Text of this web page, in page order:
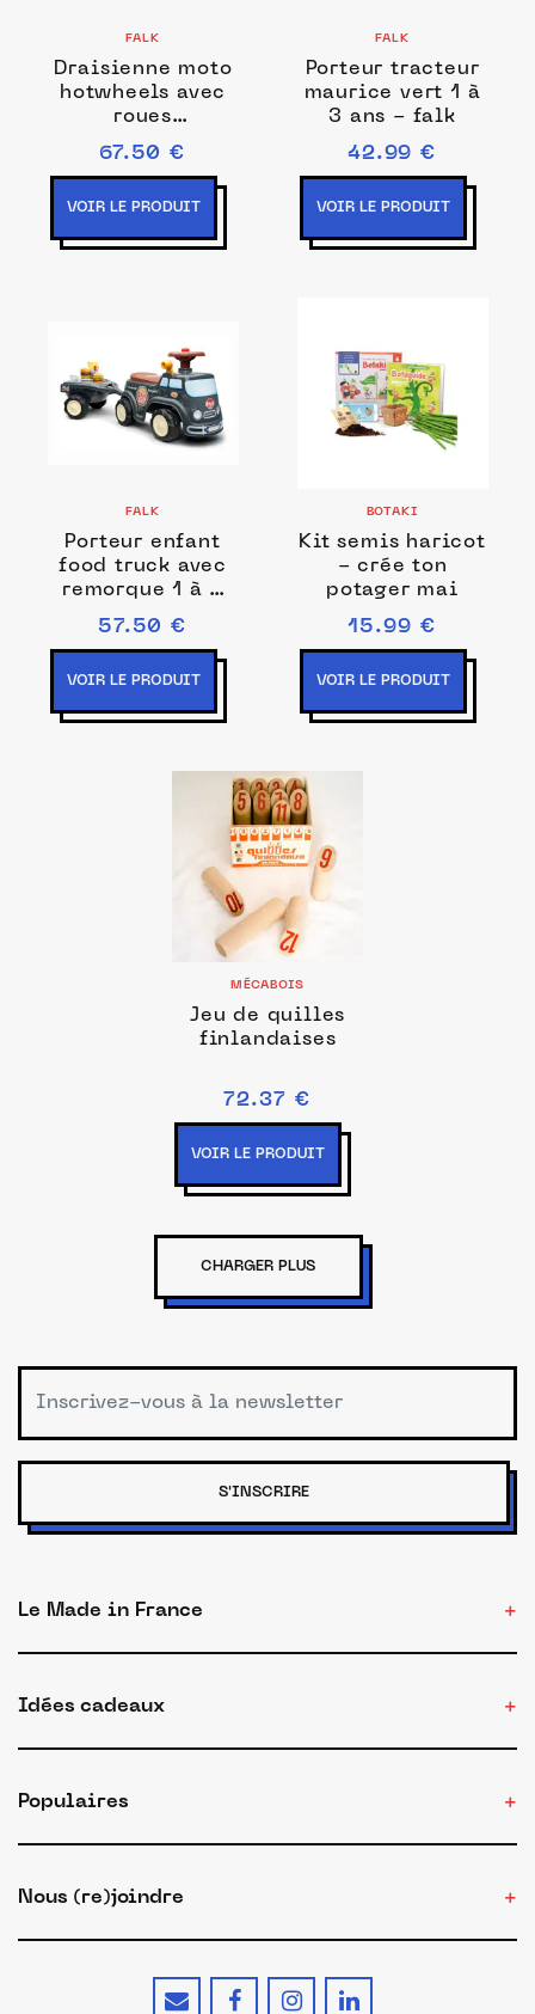
FALK
Draisienne moto
hotwheels avec
roues
silencieuses 2 à
5 ans - falk
67.50 €
VOIR LE PRODUIT
FALK
Porteur tracteur
maurice vert 1 à
3 ans - falk
42.99 €
VOIR LE PRODUIT
FALK
Porteur enfant
food truck avec
remorque 1 à 3
ans - falk
57.50 €
VOIR LE PRODUIT
BOTAKI
Kit semis haricot
- crée ton
potager mai
15.99 €
VOIR LE PRODUIT
MÉCABOIS
Jeu de quilles
finlandaises
72.37 €
VOIR LE PRODUIT
CHARGER PLUS
S'INSCRIRE
Le Made in France
Idées cadeaux
Populaires
Nous (re)joindre